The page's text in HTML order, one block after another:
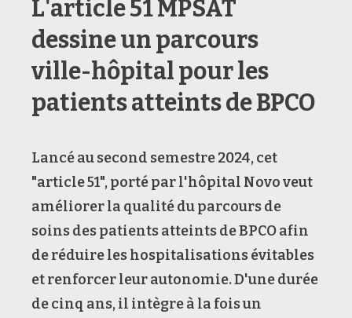
L'article 51 MPSAT
dessine un parcours
ville-hôpital pour les
patients atteints de BPCO
Lancé au second semestre 2024, cet
"article 51", porté par l'hôpital Novo veut
améliorer la qualité du parcours de
soins des patients atteints de BPCO afin
de réduire les hospitalisations évitables
et renforcer leur autonomie. D'une durée
de cinq ans, il intègre à la fois un